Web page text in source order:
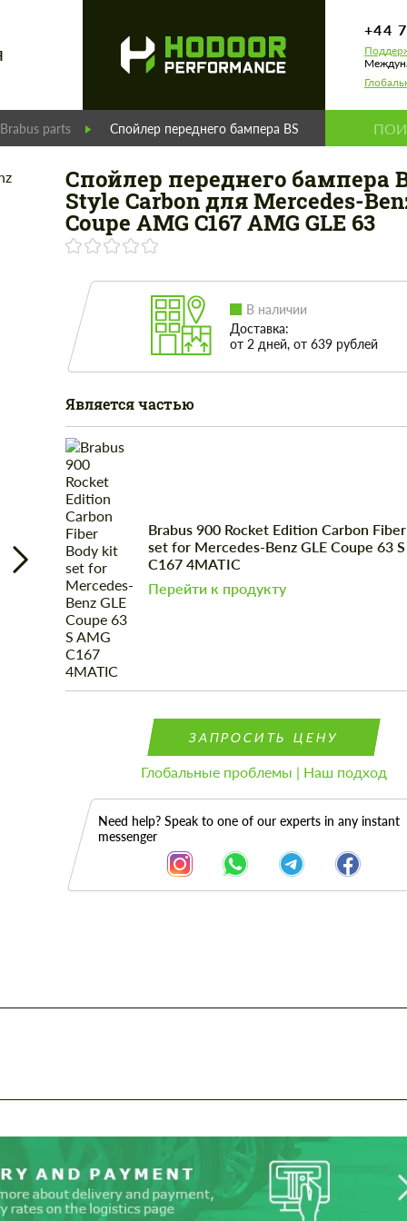
+44
Brabus parts Спойлер переднего бампера BS Style Carbon для
Спойлер переднего бампера
Style Carbon для Mercedes-
Coupe AMG C167 AMG GLE 63
В наличии
Доставка:
от 2 дней, от 639 рублей
Является частью
Brabus 900 Rocket Edition Carbon
set for Mercedes-Benz GLE Coupe 63
C167 4MATIC
Перейти к продукту
ЗАПРОСИТЬ ЦЕНУ
Глобальные проблемы | Наш подход
Need help? Speak to one of our experts in any instant
messenger